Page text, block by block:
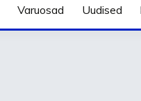
Varuosad Uudised